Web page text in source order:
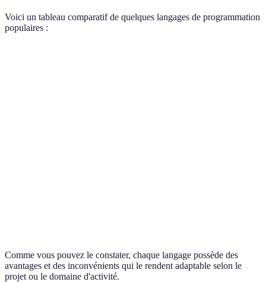
Voici un tableau comparatif de quelques langages de programmation
populaires :
Comme vous pouvez le constater, chaque langage possède des
avantages et des inconvénients qui le rendent adaptable selon le
projet ou le domaine d'activité.